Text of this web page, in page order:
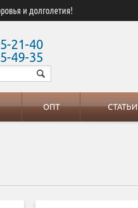
21-40
49-35
ОПТ СТАТЬИ
и долголетия!